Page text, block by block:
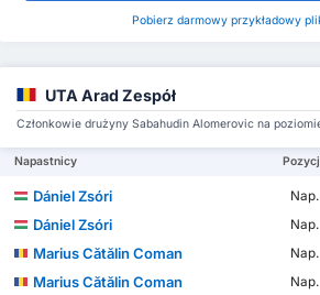
Pobierz darmowy przykładowy
UTA Arad Zespół
Członkowie drużyny Sabahudin Alomeroviс na
Napastnicy
Dániel Zsóri Nap.
Dániel Zsóri
Nap.
Marius Cătălin Coman
Nap.
Marius Cătălin Coman
Nap.